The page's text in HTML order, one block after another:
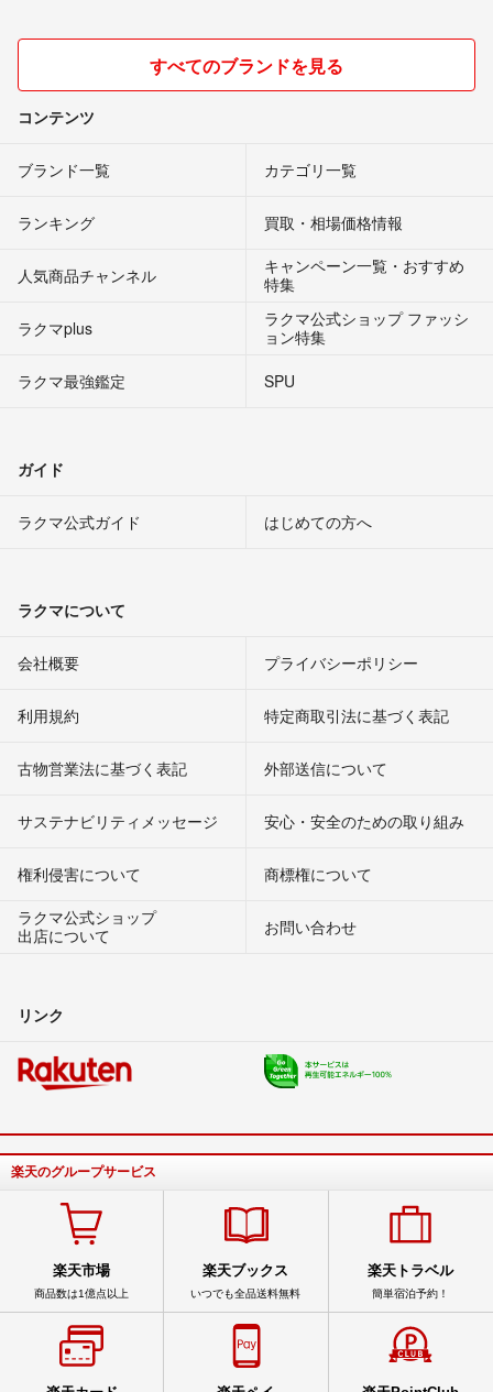
すべてのブランドを見る
コンテンツ
ブランド一覧 カテゴリ一覧
ランキング 買取・相場価格情報
人気商品チャンネル
キャンペーン一覧・おすすめ
特集
ラクマplus
ラクマ公式ショップ ファッシ
ョン特集
ラクマ最強鑑定
SPU
ガイド
ラクマ公式ガイド はじめての方へ
ラクマについて
会社概要 プライバシーポリシー
利用規約 特定商取引法に基づく表記
古物営業法に基づく表記 外部送信について
サステナビリティメッセージ 安心・安全のための取り組み
権利侵害について
商標権について
ラクマ公式ショップ
出店について
お問い合わせ
リンク
楽天のグループサービス
楽天市場
商品数は1億点以上
楽天ブックス
いつでも全品送料無料
楽天トラベル
簡単宿泊予約！